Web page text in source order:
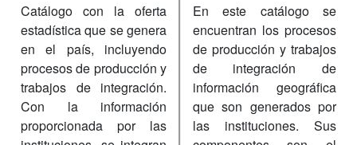
Catálogo con la oferta
estadística que se genera
en el país, incluyendo
procesos de producción y
trabajos de integración.
Con la información
proporcionada por las
En este catálogo se
encuentran los procesos
de producción y trabajos
de integración de
información geográfica
que son generados por
las instituciones. Sus